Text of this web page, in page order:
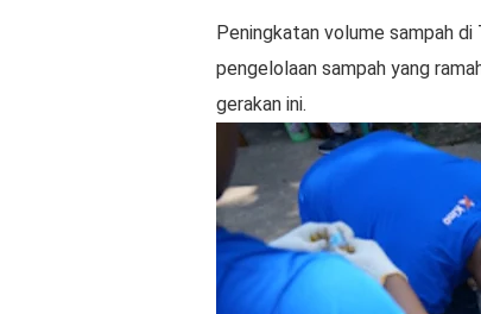
Peningkatan volume sampah
pengelolaan sampah yang
gerakan ini.